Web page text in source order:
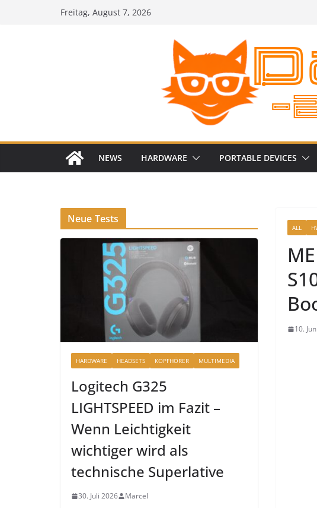
Freitag, August 7, 2026
NEWS HARDWARE PORTABLE DEVICES
ALL
10.
Neue Tests
HARDWARE HEADSETS KOPFHÖRER MULTIMEDIA
Logitech G325
LIGHTSPEED im Fazit –
Wenn Leichtigkeit
wichtiger wird als
technische Superlative
30. Juli 2026 Marcel